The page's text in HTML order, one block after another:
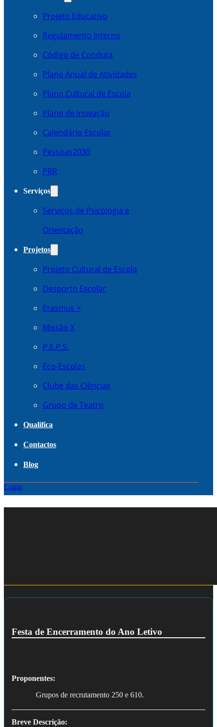
Projeto Educativo
Regulamento Interno
Código de Conduta
Plano Anual de Atividades
Plano Cultural de Escola
Plano de Inovação
Calendário Escolar
Pessoas2030
PRR
Serviços
Serviços de Psicologia e
Orientação
Projetos
Projeto Cultural de Escola
Desporto Escolar
Erasmus +
Missão X
P.E.P.S.
Eco-Escolas
Clube das Ciências
Grupo de Teatro
Qualifica
Contactos
Blog
Login
Festa de Encerramento do Ano Letivo
Proponentes:
Grupos de recrutamento 250 e 610.
Breve Descrição: